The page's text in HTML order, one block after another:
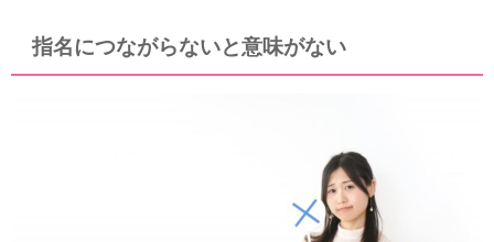
指名につながらないと意味がない